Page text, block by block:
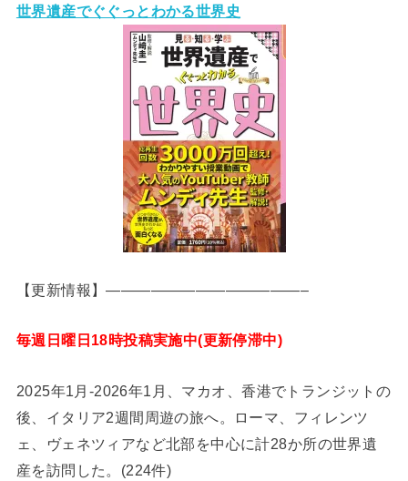
世界遺産でぐぐっとわかる世界史
【更新情報】—————————————–
毎週日曜日18時投稿実施中(更新停滞中)
2025年1月-2026年1月、マカオ、香港でトランジットの
後、イタリア2週間周遊の旅へ。ローマ、フィレンツ
ェ、ヴェネツィアなど北部を中心に計28か所の世界遺
産を訪問した。(224件)